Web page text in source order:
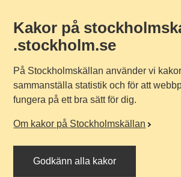
Kakor på
.stockholm.se
På Stockholmskällan använder vi
sammanställa statistik och för att
fungera på ett bra sätt för dig.
Om kakor på Stockholmskällan
Godkänn alla kakor